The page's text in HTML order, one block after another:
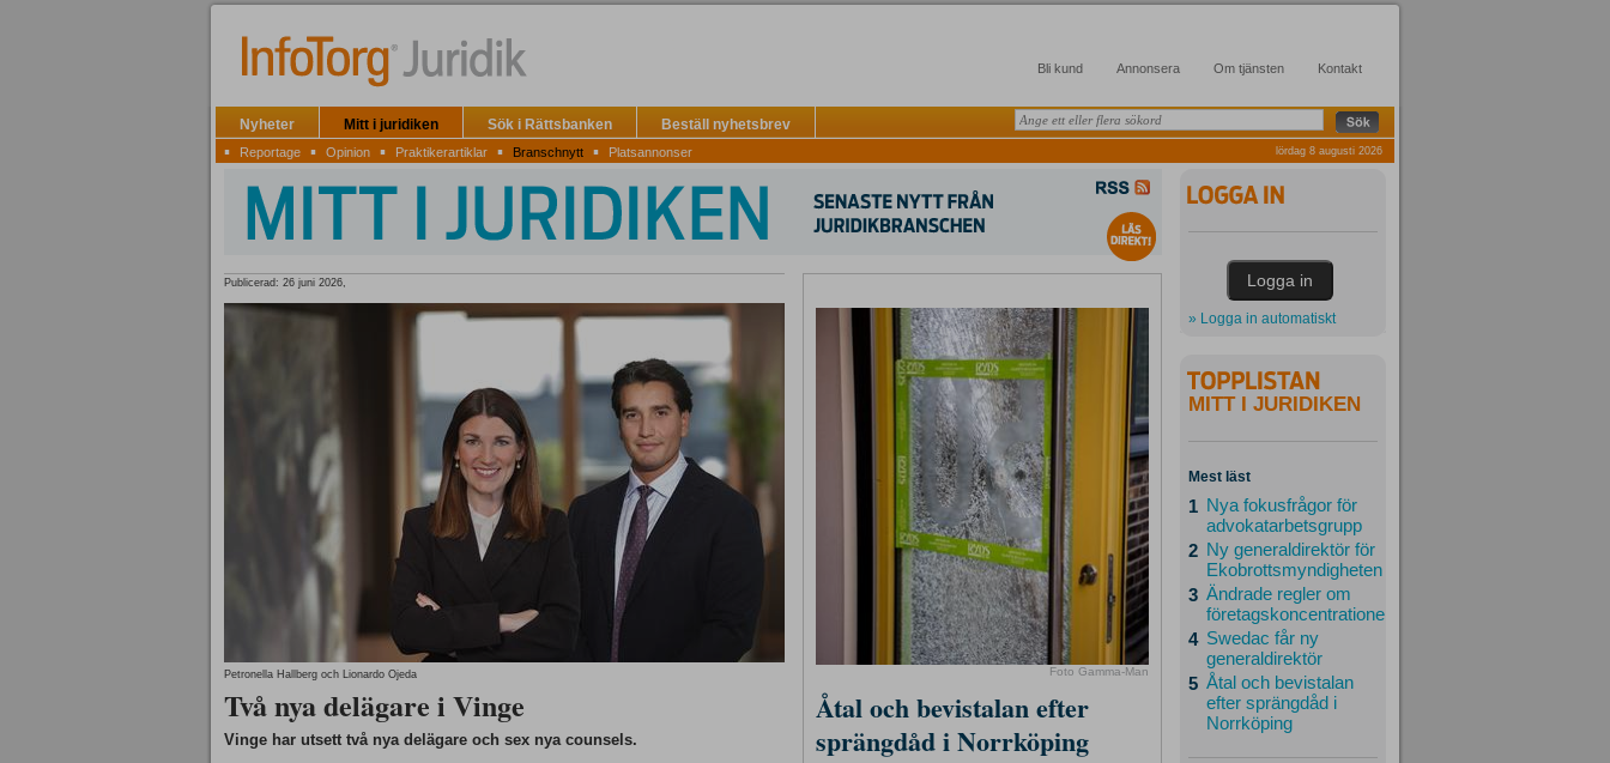
Bli kund Annonsera Om tjänsten Kontakt
Nyheter Mitt i juridiken Sök i Rättsbanken Beställ nyhetsbrev
▪ Reportage ▪ Opinion ▪ Praktikerartiklar ▪ Branschnytt ▪ Platsannonser lördag 8 augusti 2026
Publicerad: 26 juni 2026,
Petronella Hallberg och Lionardo Ojeda
Två nya delägare i Vinge
Vinge har utsett två nya delägare och sex nya counsels.
Foto Gamma-Man
Åtal och bevistalan efter
sprängdåd i Norrköping
» Logga in automatiskt
MITT I JURIDIKEN
Mest läst
1 Nya fokusfrågor för
advokatarbetsgrupp
2 Ny generaldirektör för
Ekobrottsmyndigheten
3 Ändrade regler om
företagskoncentrationer
4 Swedac får ny
generaldirektör
5 Åtal och bevistalan
efter sprängdåd i
Norrköping